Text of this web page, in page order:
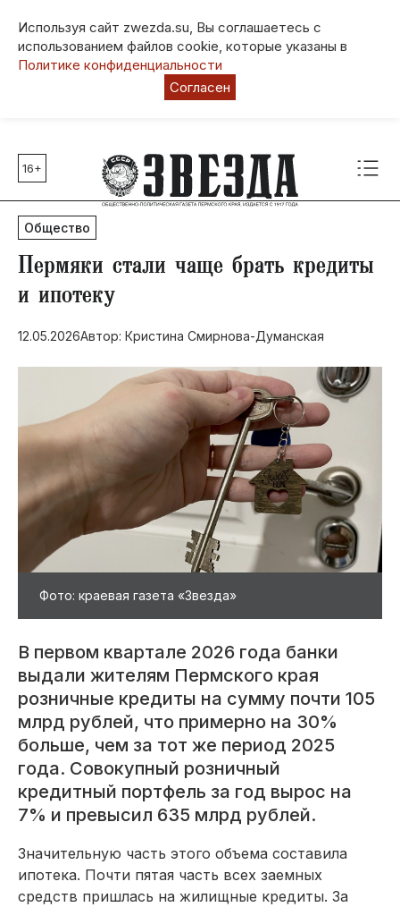
Используя сайт zwezda.su, Вы соглашаетесь с
использованием файлов cookie, которые указаны в
Политике конфиденциальности
Согласен
Главные темы
80 лет Победы
Молодежная столица РФ
СВО
Социальная поддержка
Инфраструктура
Благоустройство
16+
Общество
Пермяки стали чаще брать кредиты
и ипотеку
12.05.2026Автор: Кристина Смирнова-Думанская
Фото: краевая газета «Звезда»
В первом квартале 2026 года банки
выдали жителям Пермского края
розничные кредиты на сумму почти 105
млрд рублей, что примерно на 30%
больше, чем за тот же период 2025
года. Совокупный розничный
кредитный портфель за год вырос на
7% и превысил 635 млрд рублей.
Значительную часть этого объема составила
ипотека. Почти пятая часть всех заемных
средств пришлась на жилищные кредиты. За